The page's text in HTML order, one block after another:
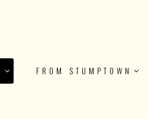
FROM STUMPTOWN